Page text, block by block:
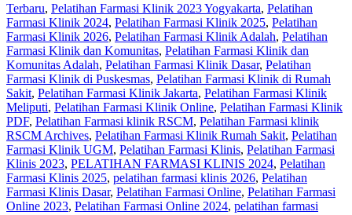
Terbaru, Pelatihan Farmasi Klinik 2023 Yogyakarta, Pelatihan
Farmasi Klinik 2024, Pelatihan Farmasi Klinik 2025, Pelatihan
Farmasi Klinik 2026, Pelatihan Farmasi Klinik Adalah, Pelatihan
Farmasi Klinik dan Komunitas, Pelatihan Farmasi Klinik dan
Komunitas Adalah, Pelatihan Farmasi Klinik Dasar, Pelatihan
Farmasi Klinik di Puskesmas, Pelatihan Farmasi Klinik di Rumah
Sakit, Pelatihan Farmasi Klinik Jakarta, Pelatihan Farmasi Klinik
Meliputi, Pelatihan Farmasi Klinik Online, Pelatihan Farmasi Klinik
PDF, Pelatihan Farmasi klinik RSCM, Pelatihan Farmasi klinik
RSCM Archives, Pelatihan Farmasi Klinik Rumah Sakit, Pelatihan
Farmasi Klinik UGM, Pelatihan Farmasi Klinis, Pelatihan Farmasi
Klinis 2023, PELATIHAN FARMASI KLINIS 2024, Pelatihan
Farmasi Klinis 2025, pelatihan farmasi klinis 2026, Pelatihan
Farmasi Klinis Dasar, Pelatihan Farmasi Online, Pelatihan Farmasi
Online 2023, Pelatihan Farmasi Online 2024, pelatihan farmasi